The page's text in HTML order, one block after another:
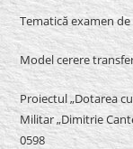
Tematică examen
Model cerere
Proiectul „Dotarea
Militar „Dimitrie
0598